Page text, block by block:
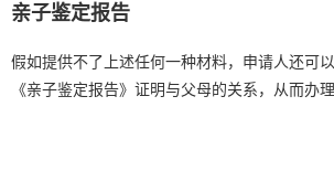
亲子鉴定报告
假如提供不了上述任何一种材料，申请人还可
《亲子鉴定报告》证明与父母的关系，从而办理